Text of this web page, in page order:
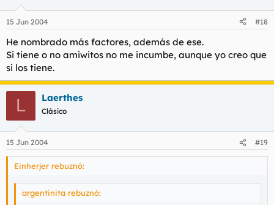
15 Jun 2004 #18
He nombrado más factores, además de ese.
Si tiene o no amiwitos no me incumbe, aunque yo creo que
si los tiene.
L Laerthes
Clásico
15 Jun 2004 #19
Einherjer rebuznó:
argentinita rebuznó: